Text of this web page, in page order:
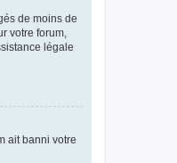
de moins de
votre forum,
légale
ait banni votre